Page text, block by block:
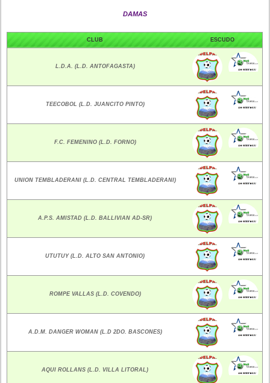
DAMAS
CLUB ESCUDO
L.D.A. (L.D. ANTOFAGASTA)
TEECOBOL (L.D. JUANCITO PINTO)
F.C. FEMENINO (L.D. FORNO)
UNION TEMBLADERANI (L.D. CENTRAL TEMBLADERANI)
A.P.S. AMISTAD (L.D. BALLIVIAN AD-SR)
UTUTUY (L.D. ALTO SAN ANTONIO)
ROMPE VALLAS (L.D. COVENDO)
A.D.M. DANGER WOMAN (L.D 2DO. BASCONES)
AQUI ROLLANS (L.D. VILLA LITORAL)